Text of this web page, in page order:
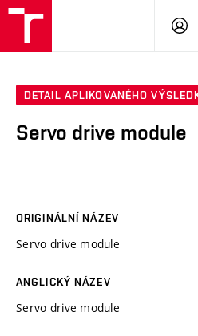
DETAIL APLIKOVANÉHO
Servo drive module
ORIGINÁLNÍ NÁZEV
Servo drive module
ANGLICKÝ NÁZEV
Servo drive module